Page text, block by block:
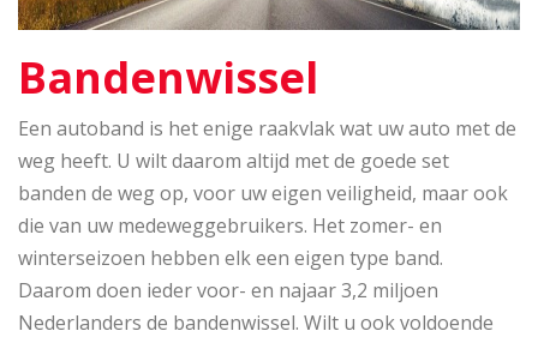
Bandenwissel
Een autoband is het enige raakvlak wat uw auto met de
weg heeft. U wilt daarom altijd met de goede set
banden de weg op, voor uw eigen veiligheid, maar ook
die van uw medeweggebruikers. Het zomer- en
winterseizoen hebben elk een eigen type band.
Daarom doen ieder voor- en najaar 3,2 miljoen
Nederlanders de bandenwissel. Wilt u ook voldoende